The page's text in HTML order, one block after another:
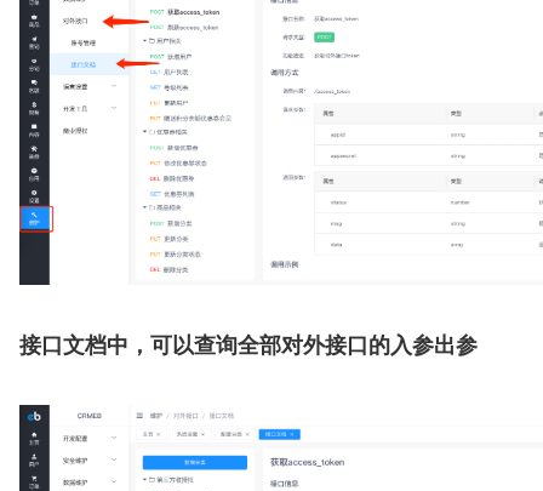
接口文档中，可以查询全部对外接口的入参出参